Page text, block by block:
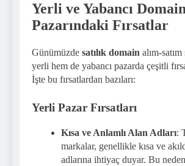
Yerli ve Yabancı
Pazarındaki Fırsatlar
Günümüzde satılık domain alım-
yerli hem de yabancı pazarda çeşitli
İşte bu fırsatlardan bazıları:
Yerli Pazar Fırsatları
Kısa ve Anlamlı Alan Adları:
markalar, genellikle kısa ve
adlarına ihtiyaç duyar. Bu